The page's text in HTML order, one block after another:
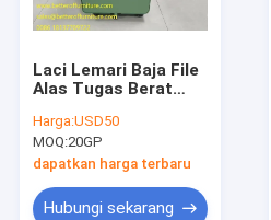
Laci Lemari Baja File
Alas Tugas Berat
H23.62''XW15.74''XD19.68
"
Harga:USD50
MOQ:20GP
dapatkan harga terbaru
Hubungi sekarang